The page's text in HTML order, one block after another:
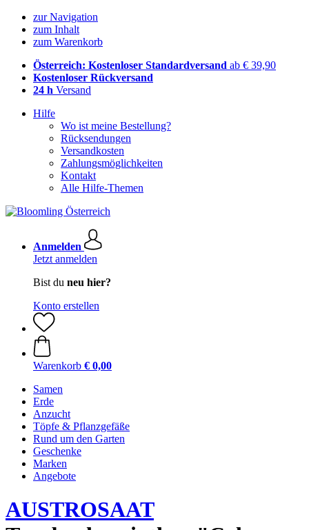
zur Navigation
zum Inhalt
zum Warenkorb
Österreich: Kostenloser Standardversand ab € 39,90
Kostenloser Rückversand
24 h Versand
Hilfe
Wo ist meine Bestellung?
Rücksendungen
Versandkosten
Zahlungsmöglichkeiten
Kontakt
Alle Hilfe-Themen
Anmelden
Jetzt anmelden
Bist du neu hier?
Konto erstellen
Warenkorb € 0,00
Samen
Erde
Anzucht
Töpfe & Pflanzgefäße
Rund um den Garten
Geschenke
Marken
Angebote
AUSTROSAAT